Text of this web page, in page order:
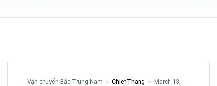
Vận chuyển Bắc Trung Nam ChienThang
March 13,